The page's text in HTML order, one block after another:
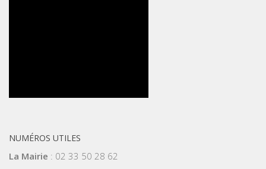
NUMÉROS UTILES
La Mairie : 02 33 50 28 62